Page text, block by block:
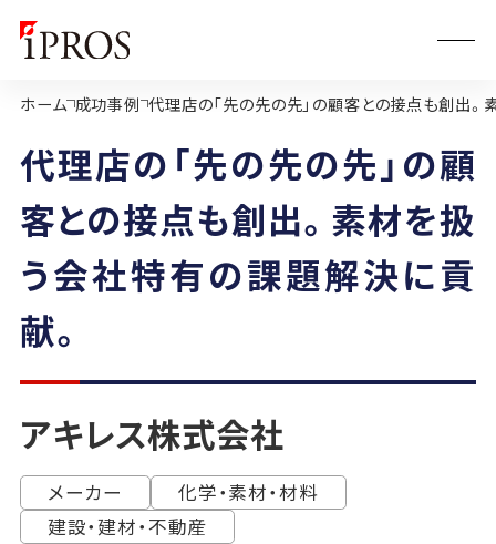
ホーム 成功事例 代理店の「先の先の先」の顧客との接点も創出
代理店の「先の先の先」の顧
客との接点も創出。素材を扱
う会社特有の課題解決に貢
献。
アキレス株式会社
メーカー
化学・素材・材料
建設・建材・不動産